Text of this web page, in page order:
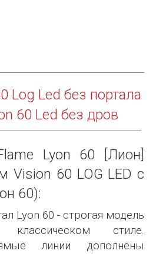
Log Led без портала
60 Led без дров
Lyon 60 [Лион]
Vision 60 LOG LED с
60):
Lyon 60 - строгая модель
стиле.
линии дополнены